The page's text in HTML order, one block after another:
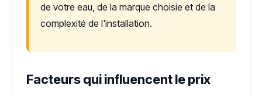
de votre eau, de la marque choisie et de la
complexité de l'installation.
Facteurs qui influencent le prix